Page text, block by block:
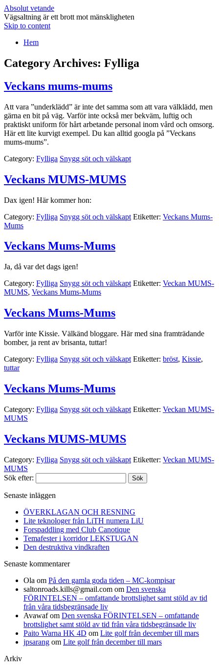
Absolut vetande
Vägsaltning är ett brott mot mänskligheten
Skip to content
Hem
Category Archives: Fylliga
Veckans mums-mums
Att vara ”underklädd” är inte det samma som att vara välklädd, men
gärna en bit på väg. Varför inte också mer bekväm, luftig och
praktiskt uniform för hårt arbetande personal inom vård och omsorg.
Här ett lite kurvigt exempel. Du kan alltid googla på ”Veckans
mums-mums”.
Category: Fylliga Snygg söt och välskapt
Veckans MUMS-MUMS
Dax igen! Här kommer hon:
Category: Fylliga Snygg söt och välskapt Etiketter: Veckans Mums-
Mums
Veckans Mums-Mums
Ja, då var det dags igen!
Category: Fylliga Snygg söt och välskapt Etiketter: Veckan MUMS-
MUMS, Veckans Mums-Mums
Veckans Mums-Mums
Varför inte Kissie. Välkänd bloggare. Här med sina framträdande
bomber, ja rent av brisanta, tuttar!
Category: Fylliga Snygg söt och välskapt Etiketter: bröst, Kissie,
tuttar
Veckans Mums-Mums
Category: Fylliga Snygg söt och välskapt Etiketter: Veckan MUMS-
MUMS
Veckans MUMS-MUMS
Category: Fylliga Snygg söt och välskapt Etiketter: Veckan MUMS-
MUMS
Sök efter:
Senaste inläggen
ÖVERKLAGAN OCH RESNING
Lite teknologer från LiTH numera LiU
Forspaddling med Club Canotique
Temafester i korridor LEKSTUGAN
Den destruktiva vindkraften
Senaste kommentarer
Ola om På den gamla goda tiden – MC-kompisar
saltonroads.kills@gmail.com om Den svenska
FÖRINTELSEN – omfattande brottslighet samt stöld av tid
från våra tidsbegränsade liv
Avawafom Den svenska FÖRINTELSEN – omfattande
brottslighet samt stöld av tid från våra tidsbegränsade liv
Paito Warna HK 4D om Lite golf från december till mars
jpsarang om Lite golf från december till mars
Arkiv